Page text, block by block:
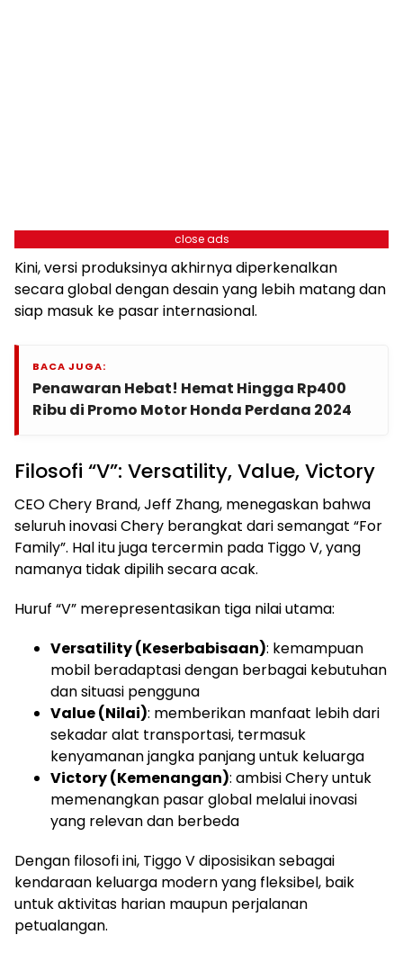
close ads
Kini, versi produksinya akhirnya diperkenalkan
secara global dengan desain yang lebih matang dan
siap masuk ke pasar internasional.
BACA JUGA:
Penawaran Hebat! Hemat Hingga Rp400
Ribu di Promo Motor Honda Perdana 2024
Filosofi “V”: Versatility, Value, Victory
CEO Chery Brand, Jeff Zhang, menegaskan bahwa
seluruh inovasi Chery berangkat dari semangat “For
Family”. Hal itu juga tercermin pada Tiggo V, yang
namanya tidak dipilih secara acak.
Huruf “V” merepresentasikan tiga nilai utama:
Versatility (Keserbabisaan): kemampuan
mobil beradaptasi dengan berbagai kebutuhan
dan situasi pengguna
Value (Nilai): memberikan manfaat lebih dari
sekadar alat transportasi, termasuk
kenyamanan jangka panjang untuk keluarga
Victory (Kemenangan): ambisi Chery untuk
memenangkan pasar global melalui inovasi
yang relevan dan berbeda
Dengan filosofi ini, Tiggo V diposisikan sebagai
kendaraan keluarga modern yang fleksibel, baik
untuk aktivitas harian maupun perjalanan
petualangan.